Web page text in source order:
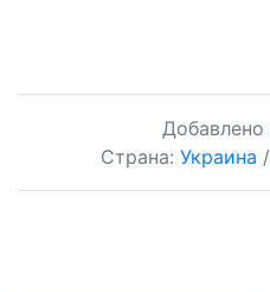
Добавлено
Страна: Украина /